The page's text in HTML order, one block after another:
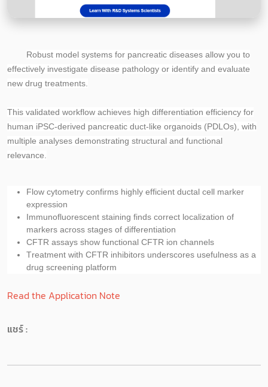
Robust model systems for pancreatic diseases allow you to
effectively investigate disease pathology or identify and evaluate
new drug treatments.
This validated workflow achieves high differentiation efficiency for
human iPSC-derived pancreatic duct-like organoids (PDLOs), with
multiple analyses demonstrating structural and functional
relevance.
Flow cytometry confirms highly efficient ductal cell marker
expression
Immunofluorescent staining finds correct localization of
markers across stages of differentiation
CFTR assays show functional CFTR ion channels
Treatment with CFTR inhibitors underscores usefulness as a
drug screening platform
Read the Application Note
แชร์ :